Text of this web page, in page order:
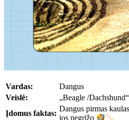
Vardas:
Dangus
Veislė:
„Beagle /
Įdomus faktas:
Dangus pirmas
jos negrįžo